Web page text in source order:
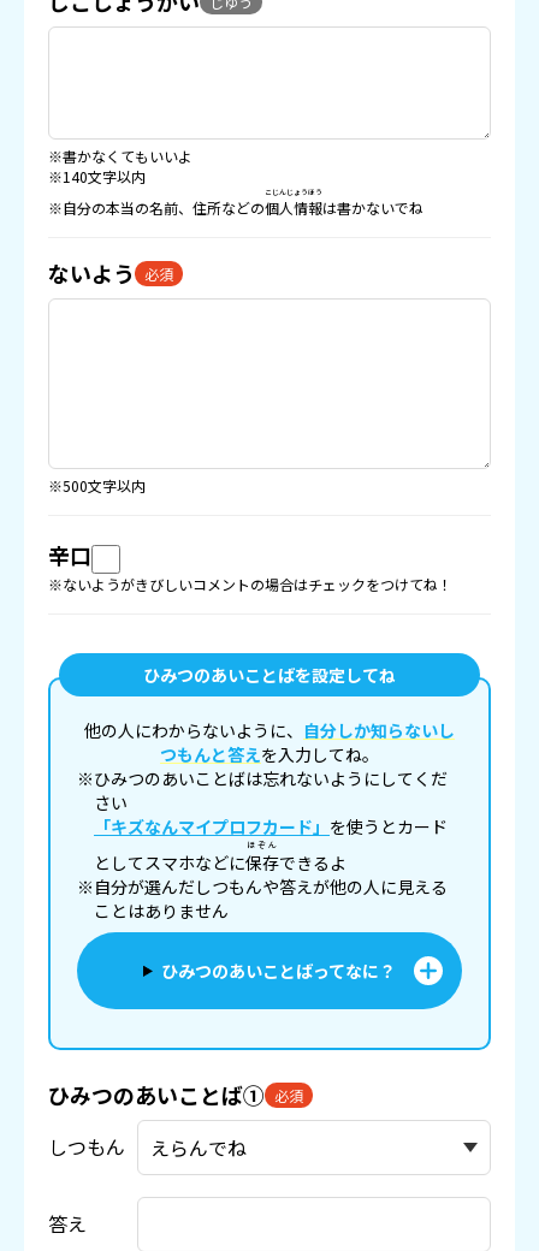
※書かなくてもいいよ
※140文字以内
※自分の本当の名前、住所などの個人情報
こじんじょうほう
は書かないでね
ないよう 必須
※500文字以内
辛口
※ないようがきびしいコメントの場合はチェックをつけてね！
ひみつのあいことばを設定してね
他の人にわからないように、 自分しか知らないし
つもんと答えを入力してね。
※ひみつのあいことばは忘れないようにしてくだ
さい
「キズなんマイプロフカード」 を使うとカード
としてスマホなどに保存
ほぞん
できるよ
※自分が選んだしつもんや答えが他の人に見える
ことはありません
ひみつのあいことばってなに？
ひみつのあいことば① 必須
しつもん
答え